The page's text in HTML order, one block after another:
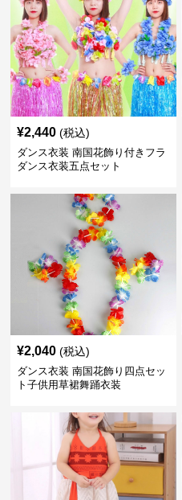
¥2,440 (税込)
ダンス衣装 南国花飾り付きフラ
ダンス衣装五点セット
¥2,040 (税込)
ダンス衣装 南国花飾り四点セッ
ト子供用草裙舞踊衣装